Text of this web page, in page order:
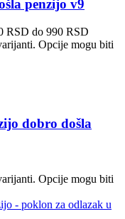
penzijo v9
RSD do 990 RSD
Opcije mogu biti
dobro došla
Opcije mogu biti